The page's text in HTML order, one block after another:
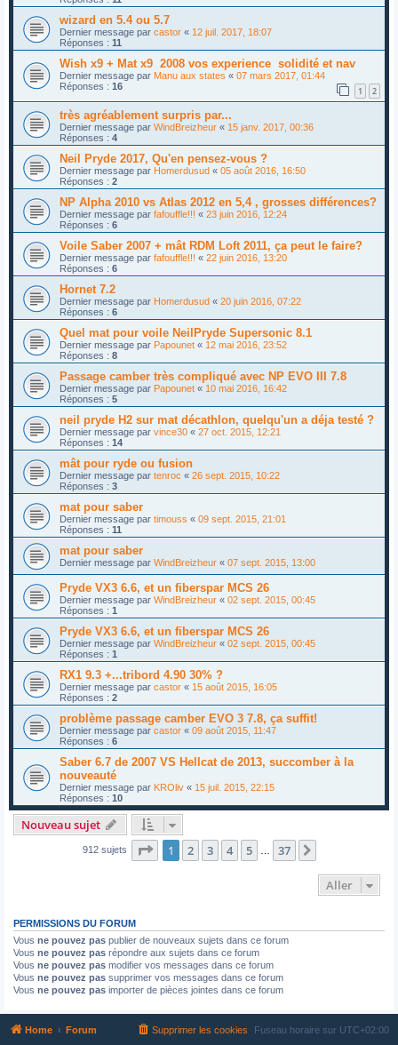
wizard en 5.4 ou 5.7
Dernier message par castor « 12 juil. 2017, 18:07
Réponses : 11
Wish x9 + Mat x9 2008 vos experience solidité et nav
Dernier message par Manu aux states « 07 mars 2017, 01:44
Réponses : 16 1 2
très agréablement surpris par...
Dernier message par WindBreizheur « 15 janv. 2017, 00:36
Réponses : 4
Neil Pryde 2017, Qu'en pensez-vous ?
Dernier message par Homerdusud « 05 août 2016, 16:50
Réponses : 2
NP Alpha 2010 vs Atlas 2012 en 5,4 , grosses différences?
Dernier message par fafouffle!!! « 23 juin 2016, 12:24
Réponses : 6
Voile Saber 2007 + mât RDM Loft 2011, ça peut le faire?
Dernier message par fafouffle!!! « 22 juin 2016, 13:20
Réponses : 6
Hornet 7.2
Dernier message par Homerdusud « 20 juin 2016, 07:22
Réponses : 6
Quel mat pour voile NeilPryde Supersonic 8.1
Dernier message par Papounet « 12 mai 2016, 23:52
Réponses : 8
Passage camber très compliqué avec NP EVO III 7.8
Dernier message par Papounet « 10 mai 2016, 16:42
Réponses : 5
neil pryde H2 sur mat décathlon, quelqu'un a déja testé ?
Dernier message par vince30 « 27 oct. 2015, 12:21
Réponses : 14
mât pour ryde ou fusion
Dernier message par tenroc « 26 sept. 2015, 10:22
Réponses : 3
mat pour saber
Dernier message par timouss « 09 sept. 2015, 21:01
Réponses : 11
mat pour saber
Dernier message par WindBreizheur « 07 sept. 2015, 13:00
Pryde VX3 6.6, et un fiberspar MCS 26
Dernier message par WindBreizheur « 02 sept. 2015, 00:45
Réponses : 1
Pryde VX3 6.6, et un fiberspar MCS 26
Dernier message par WindBreizheur « 02 sept. 2015, 00:45
Réponses : 1
RX1 9.3 +...tribord 4.90 30% ?
Dernier message par castor « 15 août 2015, 16:05
Réponses : 2
problème passage camber EVO 3 7.8, ça suffit!
Dernier message par castor « 09 août 2015, 11:47
Réponses : 6
Saber 6.7 de 2007 VS Hellcat de 2013, succomber à la
nouveauté
Dernier message par KROliv « 15 juil. 2015, 22:15
Réponses : 10
Nouveau sujet
912 sujets Page 1sur37
1 2 3 4 5 … 37
Aller
PERMISSIONS DU FORUM
Vous ne pouvez pas publier de nouveaux sujets dans ce forum
Vous ne pouvez pas répondre aux sujets dans ce forum
Vous ne pouvez pas modifier vos messages dans ce forum
Vous ne pouvez pas supprimer vos messages dans ce forum
Vous ne pouvez pas importer de pièces jointes dans ce forum
Home Forum Fuseau horaire sur UTC+02:00
Supprimer les cookies